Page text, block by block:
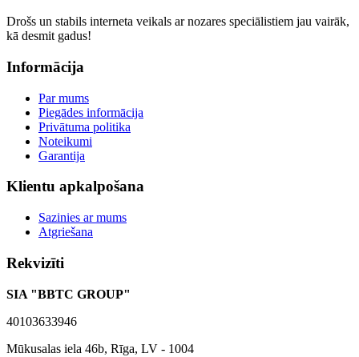
Drošs un stabils interneta veikals ar nozares speciālistiem jau vairāk,
kā desmit gadus!
Informācija
Par mums
Piegādes informācija
Privātuma politika
Noteikumi
Garantija
Klientu apkalpošana
Sazinies ar mums
Atgriešana
Rekvizīti
SIA "BBTC GROUP"
40103633946
Mūkusalas iela 46b, Rīga, LV - 1004